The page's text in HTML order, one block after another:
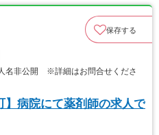
保存する
名非公開 ※詳細はお問合せくださ
】病院にて薬剤師の求人で